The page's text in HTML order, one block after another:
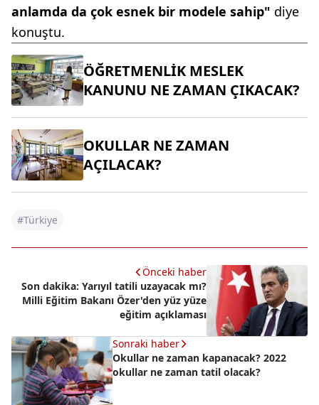
anlamda da çok esnek bir modele sahip" diye
konuştu.
ÖĞRETMENLİK MESLEK
KANUNU NE ZAMAN ÇIKACAK?
OKULLAR NE ZAMAN
AÇILACAK?
#Türkiye
Önceki haber
Son dakika: Yarıyıl tatili uzayacak mı?
Milli Eğitim Bakanı Özer'den yüz yüze
eğitim açıklaması
Sonraki haber
Okullar ne zaman kapanacak? 2022
okullar ne zaman tatil olacak?